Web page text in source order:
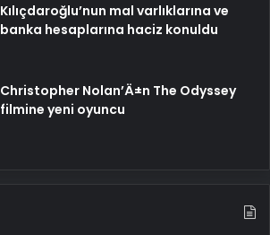
Kılıçdaroğlu’nun mal varlıklarına ve
banka hesaplarına haciz konuldu
Christopher Nolan’Ä±n The Odyssey
filmine yeni oyuncu